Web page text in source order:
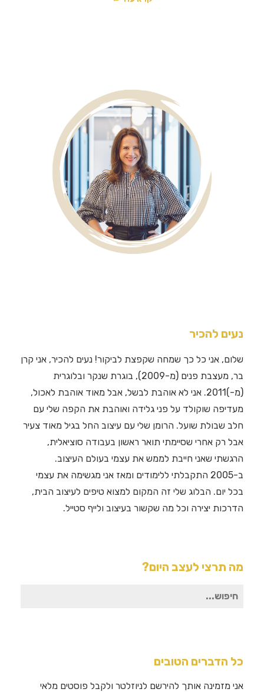
נעים להכיר
שלום, אני כל כך שמחה שקפצת לביקור! נעים להכיר, אני קרן
בר, מעצבת פנים (מ-2009), בוגרת שנקר ובלוגרית
(מ-)2011. אני לא אוהבת לבשל, אבל מאוד אוהבת לאכול,
מעדיפה שוקולד על פני גלידה ואוהבת את הקפה שלי עם
חלב שבולת שועל. הרומן שלי עם עיצוב החל בגיל מאוד צעיר
אבל רק אחרי שסיימתי תואר ראשון בעבודה סוציאלית,
הרגשתי שאני חייבת לממש את עצמי בעולם העיצוב.
ב-2005 התקבלתי ללימודים ומאז אני מגשימה את עצמי
בכל יום. הבלוג שלי זה המקום למצוא טיפים לעיצוב הבית,
הדרכות יצירה וכל מה שקשור בעיצוב ולייף סטייל.
מה תרצי לעצב היום?
חיפוש
כל הדברים הטובים
אני מזמינה אותך להירשם לניוזלטר ולקבל פוסטים מלאי